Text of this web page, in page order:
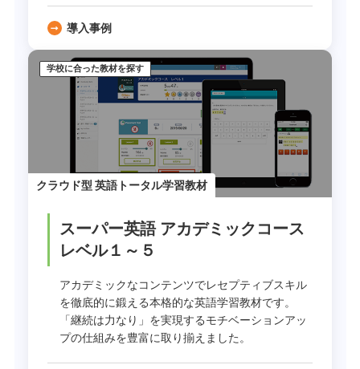
導入事例
学校に合った教材を探す
クラウド型 英語トータル学習教材
スーパー英語 アカデミックコース
レベル１～５
アカデミックなコンテンツでレセプティブスキル
を徹底的に鍛える本格的な英語学習教材です。
「継続は力なり」を実現するモチベーションアッ
プの仕組みを豊富に取り揃えました。